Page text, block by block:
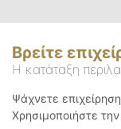
Βρείτε
Η κατάταξη
Ψάχνετε
Χρησιμοποιήστε